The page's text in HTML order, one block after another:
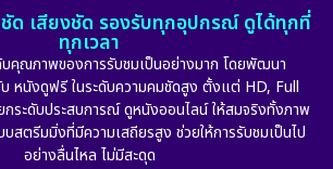
ด เสียงชัด รองรับทุกอุปกรณ์ ดูได้ทุกที่
ทุกเวลา
บคุณภาพของการรับชมเป็นอย่างมาก โดยพัฒนา
หนังดูฟรี ในระดับความคมชัดสูง ตั้งแต่ HD, Full
ระดับประสบการณ์ ดูหนังออนไลน์ ให้สมจริงทั้งภาพ
สตรีมมิ่งที่มีความเสถียรสูง ช่วยให้การรับชมเป็นไป
อย่างลื่นไหล ไม่มีสะดุด